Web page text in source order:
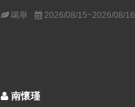
噶舉 2026/08/15~2026/08/16
南懷瑾